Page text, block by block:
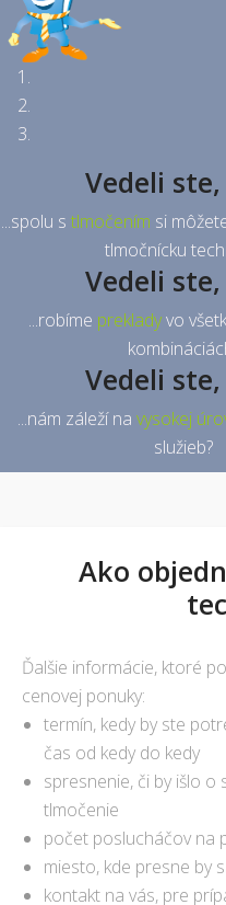
Vedeli
...spolu s tlmočením si
tlmočnícku
Vedeli
...robíme prekladyvo
Vedeli
...nám záleží na vysokej
služieb?
Ako
Ďalšie informácie, ktoré
cenovej ponuky:
termín, kedy by ste
čas od kedy do kedy
spresnenie, či by išlo o
tlmočenie
počet poslucháčov na
miesto, kde presne by
kontakt na vás, pre